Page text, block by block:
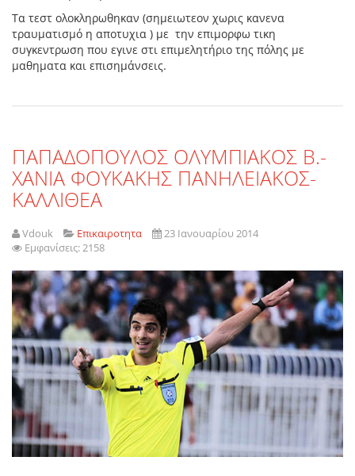
Τα τεστ ολοκληρωθηκαν (σημειωτεον χωρις κανενα
τραυματισμό η αποτυχια ) με την επιμορφω τικη
συγκεντρωση που εγινε στι επιμελητήριο της πόλης με
μαθηματα και επισημάνσεις.
ΠΑΠΑΔΟΠΟΥΛΟΣ ΟΛΥΜΠΙΑΚΟΣ Β.-
ΧΑΝΙΑ ΦΟΥΚΑΚΗΣ ΠΑΝΗΛΕΙΑΚΟΣ-
ΚΑΛΛΙΘΕΑ
Vdouk Επικαιροτητα
23 Ιανουαρίου 2014
Εμφανίσεις: 2158